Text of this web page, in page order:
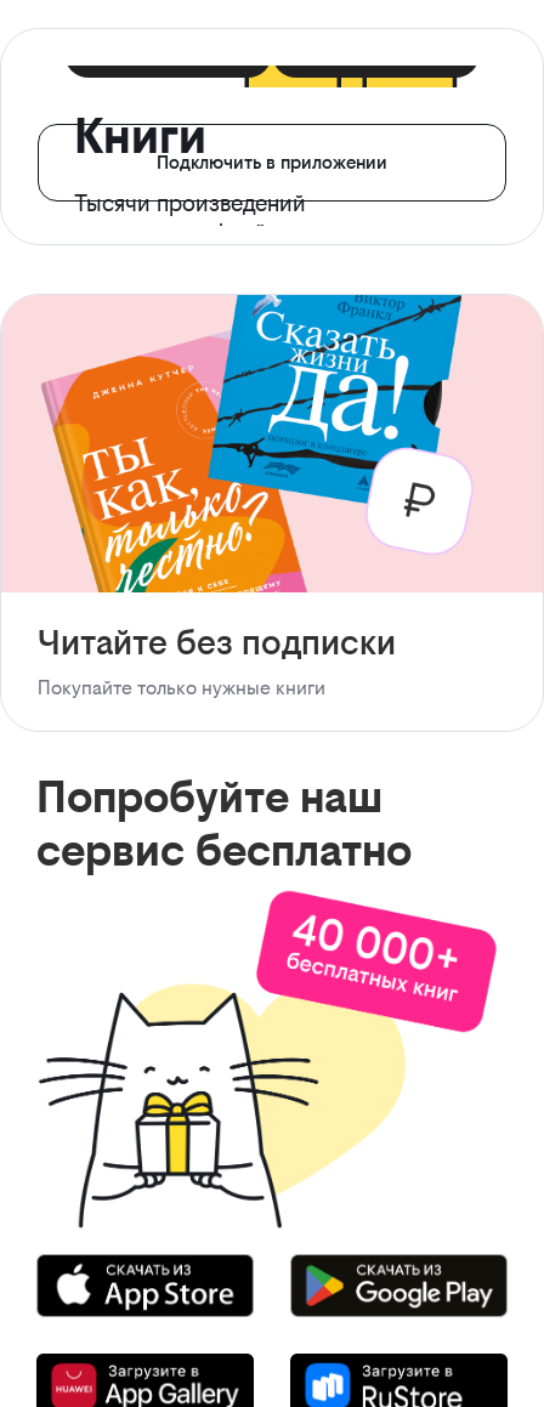
Книги
Тысячи произведений
с доступом офлайн
Подключить в приложении
Читайте без подписки
Покупайте только нужные книги
Попробуйте наш
сервис бесплатно